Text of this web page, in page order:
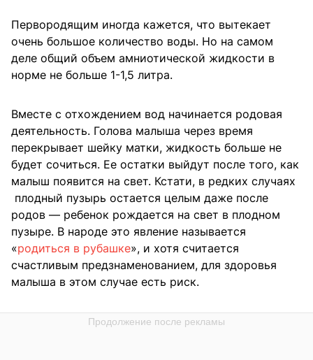
Первородящим иногда кажется, что вытекает
очень большое количество воды. Но на самом
деле общий объем амниотической жидкости в
норме не больше 1-1,5 литра.
Вместе с отхождением вод начинается родовая
деятельность. Голова малыша через время
перекрывает шейку матки, жидкость больше не
будет сочиться. Ее остатки выйдут после того, как
малыш появится на свет. Кстати, в редких случаях
плодный пузырь остается целым даже после
родов — ребенок рождается на свет в плодном
пузыре. В народе это явление называется
«родиться в рубашке», и хотя считается
счастливым предзнаменованием, для здоровья
малыша в этом случае есть риск.